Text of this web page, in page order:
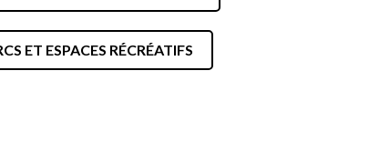
NOS PARTENAIRES
ET ESPACES RÉCRÉATIFS